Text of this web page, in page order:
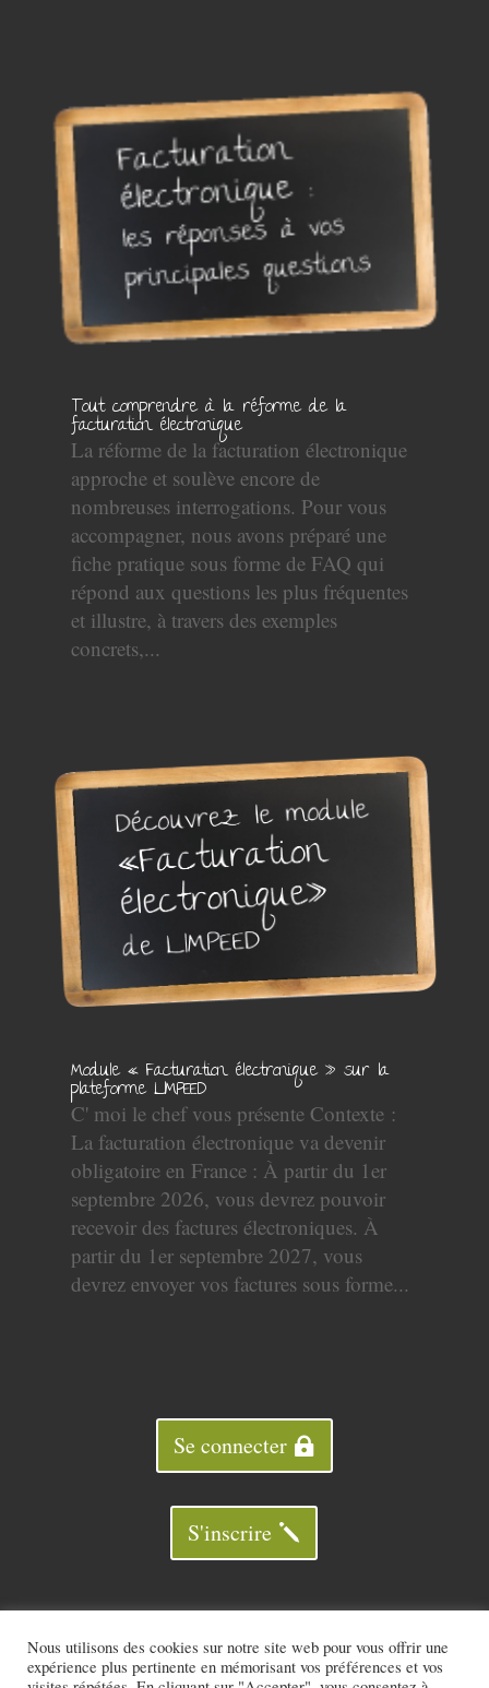
Tout comprendre à la réforme de la
facturation électronique
La réforme de la facturation électronique
approche et soulève encore de
nombreuses interrogations. Pour vous
accompagner, nous avons préparé une
fiche pratique sous forme de FAQ qui
répond aux questions les plus fréquentes
et illustre, à travers des exemples
concrets,...
Module « Facturation électronique » sur la
plateforme LIMPEED
C' moi le chef vous présente Contexte :
La facturation électronique va devenir
obligatoire en France : À partir du 1er
septembre 2026, vous devrez pouvoir
recevoir des factures électroniques. À
partir du 1er septembre 2027, vous
devrez envoyer vos factures sous forme...
Se connecter
S'inscrire
Nous utilisons des cookies sur notre site web pour vous offrir une
expérience plus pertinente en mémorisant vos préférences et vos